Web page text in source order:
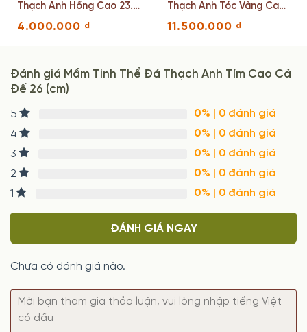
Thạch Anh Hồng Cao 23.5
4.000.000 ₫
Thạch Anh Tóc Vàng Cao
(m)
11.500.000 ₫
Đánh giá Mầm Tinh Thể Đá Thạch Anh Tím Cao Cả
Đế 26 (cm)
5 0% | 0 đánh giá
4
0% | 0 đánh giá
3
0% | 0 đánh giá
2
0% | 0 đánh giá
1
0% | 0 đánh giá
ĐÁNH GIÁ NGAY
Chưa có đánh giá nào.